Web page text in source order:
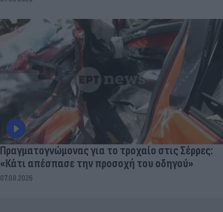
Πραγματογνώμονας για το τροχαίο στις Σέρρες:
«Κάτι απέσπασε την προσοχή του οδηγού»
07.08.2026